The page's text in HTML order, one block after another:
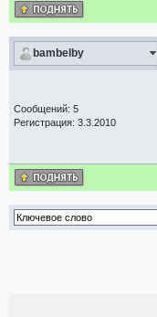
bambelby
Сообщений: 5
Регистрация: 3.3.2010